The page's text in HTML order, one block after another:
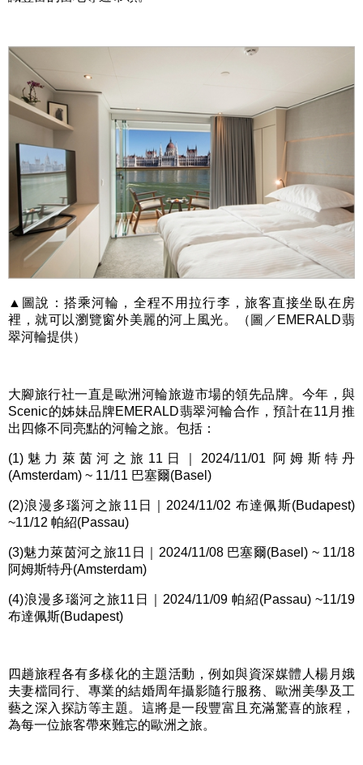
▲圖說：搭乘河輪，全程不用拉行李，旅客直接坐臥在房
裡，就可以瀏覽窗外美麗的河上風光。（圖／EMERALD翡
翠河輪提供）
大腳旅行社一直是歐洲河輪旅遊市場的領先品牌。今年，與
Scenic的姊妹品牌EMERALD翡翠河輪合作，預計在11 月推
出四條不同亮點的河輪之旅。包括：
(1) 魅力萊茵河之旅 11 日｜ 2024/11/01
阿姆斯特丹
(Amsterdam) ~ 11/11 巴塞爾(Basel)
(2)浪漫多瑙河之旅 11 日｜ 2024/11/02 布達佩斯(Budapest)
~11/12 帕紹(Passau)
(3)魅力萊茵河之旅11 日｜ 2024/11/08 巴塞爾(Basel) ~ 11/18
阿姆斯特丹(Amsterdam)
(4)浪漫多瑙河之旅11 日｜ 2024/11/09 帕紹(Passau) ~11/19
布達佩斯(Budapest)
四趟旅程各有多樣化的主題活動，例如與資深媒體人楊月娥
夫妻檔同行、專業的結婚周年攝影隨行服務、歐洲美學及工
藝之深入探訪等主題。這將是一段豐富且充滿驚喜的旅程，
為每一位旅客帶來難忘的歐洲之旅。